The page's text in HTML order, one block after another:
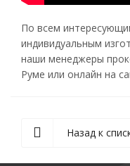
По всем
индивидуальным
наши менеджеры
Руме или онлайн на
Назад к